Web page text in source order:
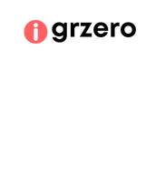
para